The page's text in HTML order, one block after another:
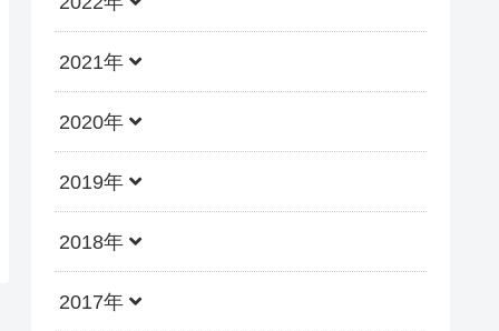
2021年
2020年
2019年
2018年
2017年